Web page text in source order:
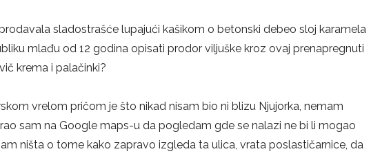
sladostrašće lupajući kašikom o betonski debeo sloj karamela
mlađu od 12 godina opisati prodor viljuške kroz ovaj prenapregnuti
krema i palačinki?
vrelom pričom je što nikad nisam bio ni blizu Njujorka, nemam
sam na Google maps-u da pogledam gde se nalazi ne bi li mogao
ništa o tome kako zapravo izgleda ta ulica, vrata poslastičarnice, da